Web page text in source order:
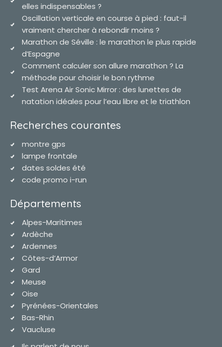
elles indispensables ?
Oscillation verticale en course à pied : faut-il
vraiment chercher à rebondir moins ?
Marathon de Séville : le marathon le plus rapide
d’Espagne
Comment calculer son allure marathon ? La
méthode pour choisir le bon rythme
Test Arena Air Sonic Mirror : des lunettes de
natation idéales pour l’eau libre et le triathlon
Recherches courantes
montre gps
lampe frontale
dates soldes été
code promo i-run
Départements
Alpes-Maritimes
Ardèche
Ardennes
Côtes-d’Armor
Gard
Meuse
Oise
Pyrénées-Orientales
Bas-Rhin
Vaucluse